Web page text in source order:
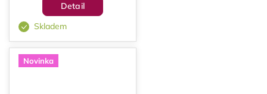
Detail
Skladem
Novinka